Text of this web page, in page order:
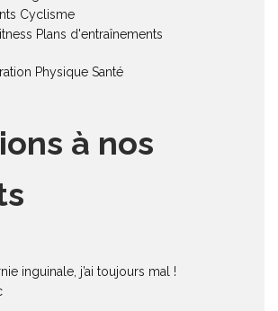
Cyclisme
Plans d'entraînements
Physique Santé
à nos
inguinale, j’ai toujours mal !